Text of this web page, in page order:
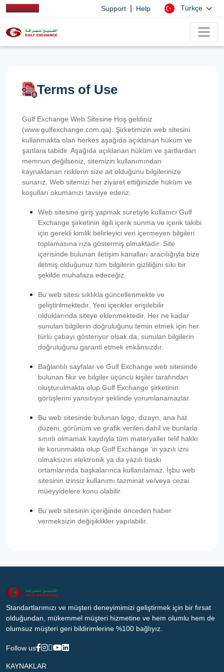
Support Help Türkçe
Terms of Use
Gulf Exchange Web Sitesine Hoş geldiniz
(www.gulfexchange.com.qa). Şirketimizin web sitesini
kullanmakta olan herkes aşağıda açıklanan hüküm ve
şartlara tabidir. Aşağıda açıklanan hüküm ve şartlardan
memnun değilseniz, sitemizin kullanımından
kaynaklanan risklerin size ait olduğunu bilgilerinize
sunarız. Web sitemizi her ziyaret ettiğinizde hüküm ve
koşulları okumanızı tavsiye ederiz.
Web sitesine giriş yapmak suretiyle kullanıcı Gulf
Exchange şirketinin ilgili içerik sunma ve içerik takibi
için gerekli kimlik belirleyici veri içermeyen bilgileri
toplamasına rıza göstermiş olmaktadır. Site
içerisinde bulunan iletişim kanalları aracılığıyla bize
iletmiş olduğunuz tüm bilgilerin gizliliğini sıkı bir
şekilde muhafaza edeceğiz.
Bu web sitesi sıklıkla güncellenmekte ve
geliştirilmektedir. Yeni içerikler erişilebilir
olduklarında siteye eklenmektedir. Her ne kadar
sunulan bilgilerin doğruluğunu temin etmek için her
türlü çabayı gösteriyor olsak da, sunulan bilgilerin
doğruluğunu garanti etmek imkânsızdır.
Bağlantılı sayfalar ve Gulf Exchange web sitesinde
bulunan fikir ve bilgiler üçüncü kişiler tarafından
oluşturulmakta olup Gulf Exchange şirketinin
görüşlerini yansıtıyor şeklinde yorumlanamazlar.
Bu web sitesinde bulunan logo, dizayn, ana hat
düzeni, görünüm ve grafik verileri dahil ve bunlarla
sınırlı olmamak kaydıyla tüm materyaller telif hakkı
ile korunmakta olup Golf Exchange ‘in yazılı izni
olmaksızın elektronik ya da yazılı baskı
ortamlarında başkalarınca kullanılamaz. İşbu web
sitesinin izinsiz kullanımı tazminat ve/veya cezai
müeyyidelere konu olabilir.
Bu web sitesinin içeriğinde önceden haber
vermeksizin değişiklikler yapılabilir.
Standartlarımızı ve müşteri deneyimimizi geliştirmek için bir fırsat
olduğundan, mükemmel müşteri hizmetine ve hem olumlu hem de
olumsuz müşteri geri bildirimlerine %100 bağlıyız.
Follow us
KAYNAKLAR